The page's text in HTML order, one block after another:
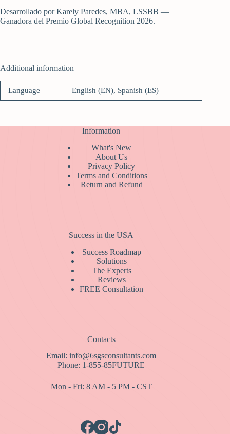
Desarrollado por Karely Paredes, MBA, LSSBB —
Ganadora del Premio Global Recognition 2026.
Additional information
Language English (EN), Spanish (ES)
Information
What's New
About Us
Privacy Policy
Terms and Conditions
Return and Refund
Success in the USA
Success Roadmap
Solutions
The Experts
Reviews
FREE Consultation
Contacts
Email: info@6sgsconsultants.com
Phone: 1-855-85FUTURE
Mon - Fri: 8 AM - 5 PM - CST